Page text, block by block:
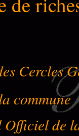
Cercles
commune
de